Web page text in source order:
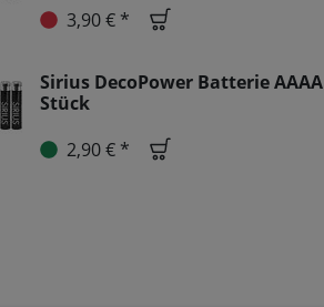
3,90 € *
Sirius DecoPower Batterie
Stück
2,90 € *